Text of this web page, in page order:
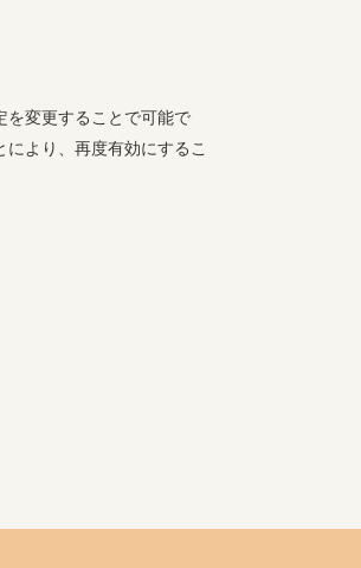
を変更することで可能で
より、再度有効にするこ